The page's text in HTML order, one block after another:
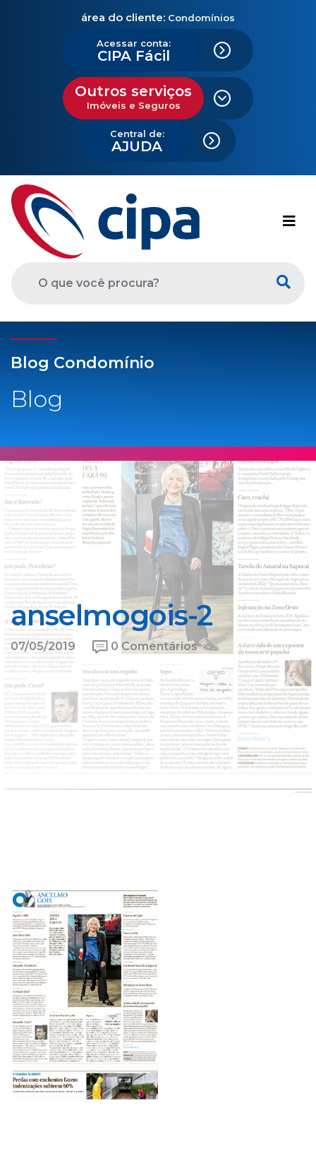
área do cliente: Condomínios
Acessar conta:
CIPA Fácil
Outros serviços
Imóveis e Seguros
Central de:
AJUDA
Blog Condomínio
Blog
anselmogois-2
07/05/2019 0 Comentários